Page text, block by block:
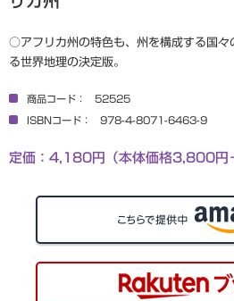
○アフリカ州の特色も、州を構成する国々
る世界地理の決定版。
商品コード 52525
ISBNコード 978-4-8071-6463-9
定価：4,180円（本体価格3,800円